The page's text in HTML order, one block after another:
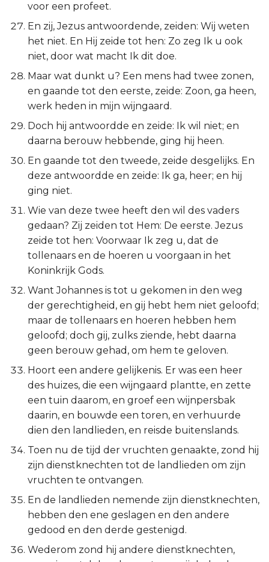
voor een profeet.
En zij, Jezus antwoordende, zeiden: Wij weten
het niet. En Hij zeide tot hen: Zo zeg Ik u ook
niet, door wat macht Ik dit doe.
Maar wat dunkt u? Een mens had twee zonen,
en gaande tot den eerste, zeide: Zoon, ga heen,
werk heden in mijn wijngaard.
Doch hij antwoordde en zeide: Ik wil niet; en
daarna berouw hebbende, ging hij heen.
En gaande tot den tweede, zeide desgelijks. En
deze antwoordde en zeide: Ik ga, heer; en hij
ging niet.
Wie van deze twee heeft den wil des vaders
gedaan? Zij zeiden tot Hem: De eerste. Jezus
zeide tot hen: Voorwaar Ik zeg u, dat de
tollenaars en de hoeren u voorgaan in het
Koninkrijk Gods.
Want Johannes is tot u gekomen in den weg
der gerechtigheid, en gij hebt hem niet geloofd;
maar de tollenaars en hoeren hebben hem
geloofd; doch gij, zulks ziende, hebt daarna
geen berouw gehad, om hem te geloven.
Hoort een andere gelijkenis. Er was een heer
des huizes, die een wijngaard plantte, en zette
een tuin daarom, en groef een wijnpersbak
daarin, en bouwde een toren, en verhuurde
dien den landlieden, en reisde buitenslands.
Toen nu de tijd der vruchten genaakte, zond hij
zijn dienstknechten tot de landlieden om zijn
vruchten te ontvangen.
En de landlieden nemende zijn dienstknechten,
hebben den ene geslagen en den andere
gedood en den derde gestenigd.
Wederom zond hij andere dienstknechten,